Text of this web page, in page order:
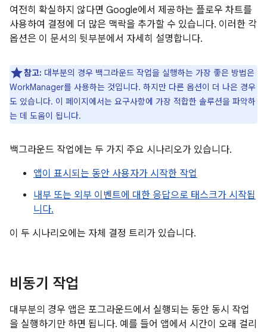
여전히 확실하지 않다면 Google에서 제공하는 플로우 차트를
사용하여 결정에 더 많은 맥락을 추가할 수 있습니다. 이러한 각
옵션은 이 문서의 뒷부분에서 자세히 설명합니다.
참고: 대부분의 경우 백그라운드 작업을 실행하는 가장 좋은 방법은
WorkManager를 사용하는 것입니다. 하지만 다른 옵션이 더 나은 경우
도 있습니다. 이 페이지에서는 요구사항에 가장 적합한 솔루션을 파악하
는 데 도움이 됩니다.
백그라운드 작업에는 두 가지 주요 시나리오가 있습니다.
앱이 표시되는 동안 사용자가 시작한 작업
내부 또는 외부 이벤트에 대한 응답으로 태스크가 시작됩
니다.
이 두 시나리오에는 자체 결정 트리가 있습니다.
비동기 작업
대부분의 경우 앱은 포그라운드에서 실행되는 동안 동시 작업
을 실행하기만 하면 됩니다. 예를 들어 앱에서 시간이 오래 걸리